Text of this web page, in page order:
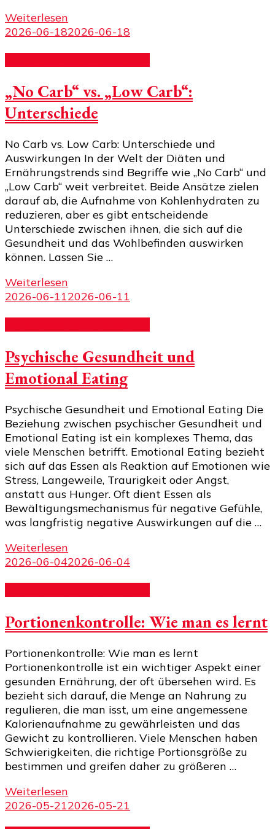
Weiterlesen
2026-06-182026-06-18
„No Carb“ vs. „Low Carb“:
Unterschiede
No Carb vs. Low Carb: Unterschiede und
Auswirkungen In der Welt der Diäten und
Ernährungstrends sind Begriffe wie „No Carb“ und
„Low Carb“ weit verbreitet. Beide Ansätze zielen
darauf ab, die Aufnahme von Kohlenhydraten zu
reduzieren, aber es gibt entscheidende
Unterschiede zwischen ihnen, die sich auf die
Gesundheit und das Wohlbefinden auswirken
können. Lassen Sie …
Weiterlesen
2026-06-112026-06-11
Psychische Gesundheit und
Emotional Eating
Psychische Gesundheit und Emotional Eating Die
Beziehung zwischen psychischer Gesundheit und
Emotional Eating ist ein komplexes Thema, das
viele Menschen betrifft. Emotional Eating bezieht
sich auf das Essen als Reaktion auf Emotionen wie
Stress, Langeweile, Traurigkeit oder Angst,
anstatt aus Hunger. Oft dient Essen als
Bewältigungsmechanismus für negative Gefühle,
was langfristig negative Auswirkungen auf die …
Weiterlesen
2026-06-042026-06-04
Portionenkontrolle: Wie man es lernt
Portionenkontrolle: Wie man es lernt
Portionenkontrolle ist ein wichtiger Aspekt einer
gesunden Ernährung, der oft übersehen wird. Es
bezieht sich darauf, die Menge an Nahrung zu
regulieren, die man isst, um eine angemessene
Kalorienaufnahme zu gewährleisten und das
Gewicht zu kontrollieren. Viele Menschen haben
Schwierigkeiten, die richtige Portionsgröße zu
bestimmen und greifen daher zu größeren …
Weiterlesen
2026-05-212026-05-21